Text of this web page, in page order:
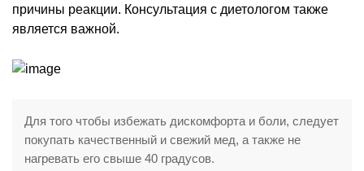
причины реакции. Консультация с диетологом также
является важной.
Для того чтобы избежать дискомфорта и боли, следует
покупать качественный и свежий мед, а также не
нагревать его свыше 40 градусов.